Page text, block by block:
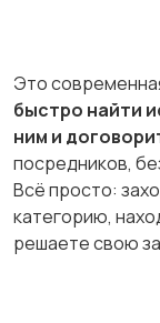
Это
быстро найти
ним и
посредников,
Всё просто:
категорию,
решаете свою